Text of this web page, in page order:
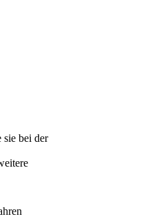
sie bei der